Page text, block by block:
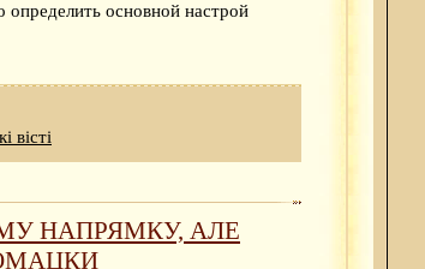
основной настрой
вiстi
НАПРЯМКУ, АЛЕ